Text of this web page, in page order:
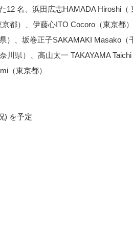
12 名、浜田広志HAMADA Hiroshi
都）、伊藤心ITO Cocoro（東京都
）、坂巻正子SAKAMAKI Masako
川県）、高山太一 TAKAYAMA
（東京都）
) を予定